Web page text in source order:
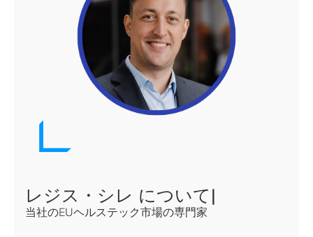
レジス・シレ について|
当社のEUヘルステック市場の専門家